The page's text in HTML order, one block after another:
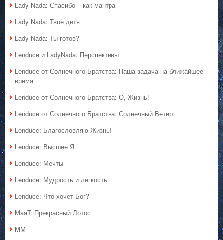
Lady Nada: Спасибо – как мантра
Lady Nada: Твоё дитя
Lady Nada: Ты готов?
Lenduce и LadyNada: Перспективы
Lenduce от Солнечного Братства: Наша задача на ближайшее
время
Lenduce от Солнечного Братства: О, Жизнь!
Lenduce от Солнечного Братства: Солнечный Ветер
Lenduce: Благословляю Жизнь!
Lenduce: Высшее Я
Lenduce: Мечты
Lenduce: Мудрость и лёгкость
Lenduce: Что хочет Бог?
MaaT: Прекрасный Лотос
MM